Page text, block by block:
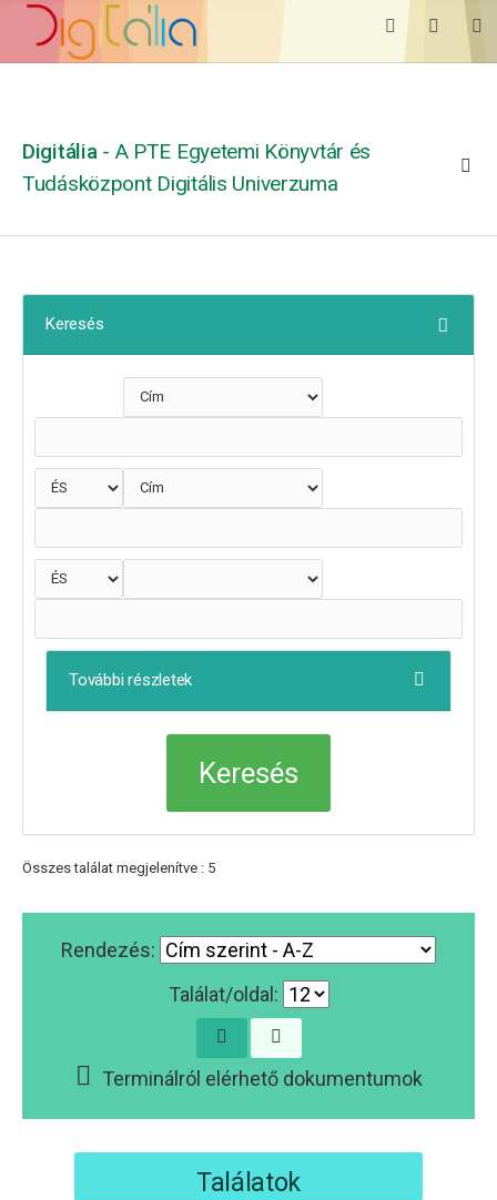
Digitália - A PTE Egyetemi Könyvtár és
Tudásközpont Digitális Univerzuma
Keresés
További részletek
Összes találat megjelenítve : 5
Rendezés:
Találat/oldal:
Terminálról elérhető dokumentumok
Találatok